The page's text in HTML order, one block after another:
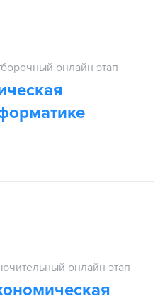
онлайн этап
онлайн этап